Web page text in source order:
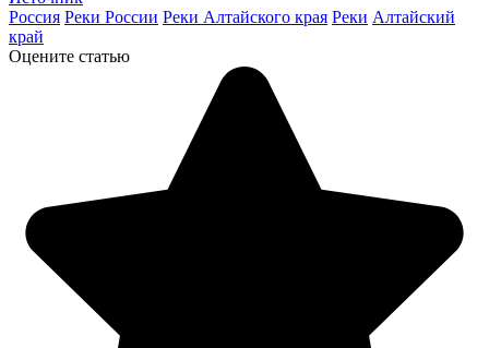
Россия Реки России Реки Алтайского края Реки Алтайский
край
Оцените статью